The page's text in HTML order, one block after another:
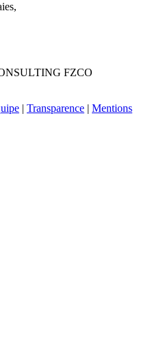
FZCO
| Transparence | Mentions